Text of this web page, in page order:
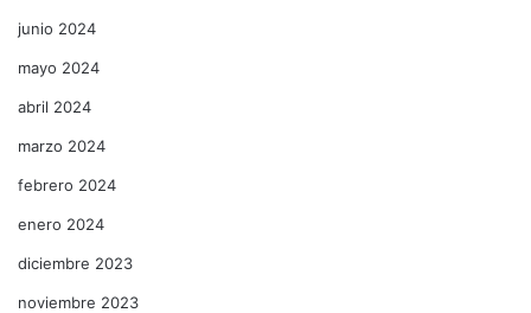
junio 2024
mayo 2024
abril 2024
marzo 2024
febrero 2024
enero 2024
diciembre 2023
noviembre 2023